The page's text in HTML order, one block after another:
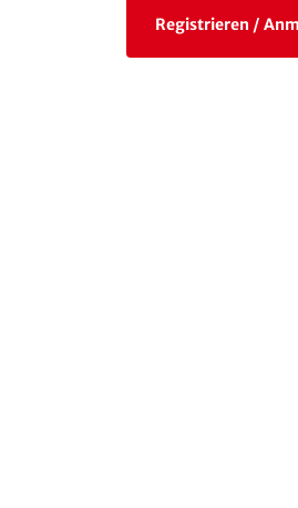
Registrieren /